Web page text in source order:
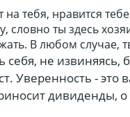
на тебя, нравится
словно ты здесь
В любом случае,
себя, не
Уверенность - это
дивиденды,